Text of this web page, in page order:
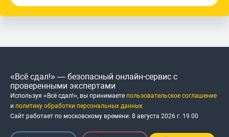
«Всё сдал!» — безопасный онлайн-сервис с
проверенными экспертами
Используя «Всё сдал!», вы принимаете пользовательское соглашение
и политику обработки персональных данных
Сайт работает по московскому времени: 8 августа 2026 г. 19 00